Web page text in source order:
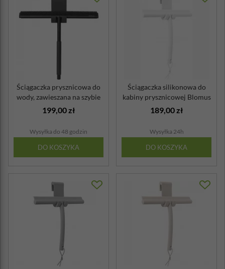
Ściągaczka prysznicowa do
wody, zawieszana na szybie
Blom...
199,00 zł
Wysyłka do 48 godzin
DO KOSZYKA
Ściągaczka silikonowa do
kabiny prysznicowej Blomus
Vipo ...
189,00 zł
Wysyłka 24h
DO KOSZYKA